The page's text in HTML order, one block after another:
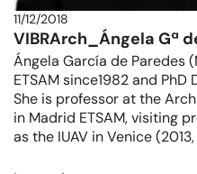
11/12/2018
VIBRArch_Ángela Gª
Ángela García de Paredes
ETSAM since1982 and PhD
She is professor at the
in Madrid ETSAM, visiting
as the IUAV in Venice